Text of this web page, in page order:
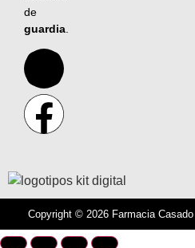
de
guardia
Copyright © 2026 Farmacia